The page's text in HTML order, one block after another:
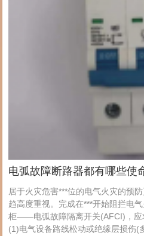
电弧故障断路器都有哪些使
居于火灾危害***位的电气火灾的预
趋高度重视。完成在***开始阻拦电
柜——电弧故障隔离开关(AFCI)，应
(1)电气设备路线松动或绝缘层损伤(